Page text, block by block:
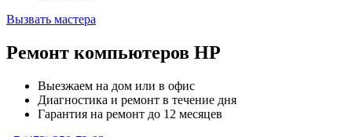
Вызвать мастера
Ремонт компьютеров HP
Выезжаем на дом или в офис
Диагностика и ремонт в течение дня
Гарантия на ремонт до 12 месяцев